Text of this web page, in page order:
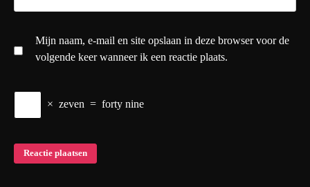
Mijn naam, e-mail en site opslaan in deze browser voor de
volgende keer wanneer ik een reactie plaats.
× zeven = forty nine